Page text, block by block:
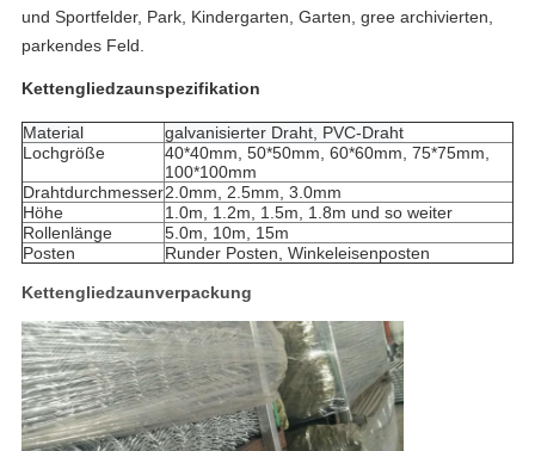
und Sportfelder, Park, Kindergarten, Garten, gree archivierten,
parkendes Feld.
Kettengliedzaunspezifikation
Material
galvanisierter Draht, PVC-Draht
Lochgröße
40*40mm, 50*50mm, 60*60mm, 75*75mm,
100*100mm
Drahtdurchmesser2.0mm, 2.5mm, 3.0mm
Höhe
1.0m, 1.2m, 1.5m, 1.8m und so weiter
Rollenlänge
5.0m, 10m, 15m
Posten
Runder Posten, Winkeleisenposten
Kettengliedzaunverpackung